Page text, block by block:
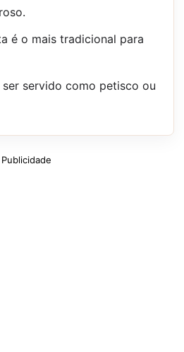
é o mais tradicional para
servido como petisco ou
Publicidade